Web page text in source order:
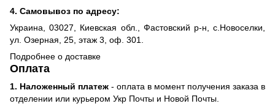
4. Самовывоз по адресу:
Украина, 03027, Киевская обл., Фастовский р-н, с.Новоселки,
ул. Озерная, 25, этаж 3, оф. 301.
Подробнее о доставке
Оплата
1. Наложенный платеж - оплата в момент получения заказа в
отделении или курьером Укр Почты и Новой Почты.